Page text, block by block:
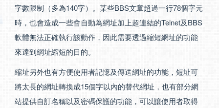
字數限制（多為140字）。某些BBS文章超過一行78個字元
時，也會造成一些會自動為網址加上超連結的Telnet及BBS
軟體無法正確執行該動作，因此需要透過縮短網址的功能
來達到網址縮短的目的。
縮址另外也有方便使用者記憶及傳送網址的功能，短址可
將太長的網址轉換成15個字以內的替代網址，也有部分網
站提供自訂名稱以及密碼保護的功能，可以讓使用者取得